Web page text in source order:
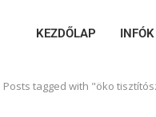
KEZDŐLAP INFÓK
Posts tagged with "öko